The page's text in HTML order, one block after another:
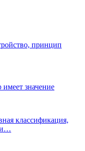
принцип
значение
классификация,